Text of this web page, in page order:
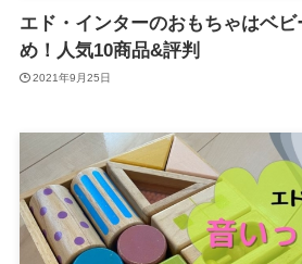
エド・インターのおもちゃはベ
め！人気10商品&評判
2021年9月25日